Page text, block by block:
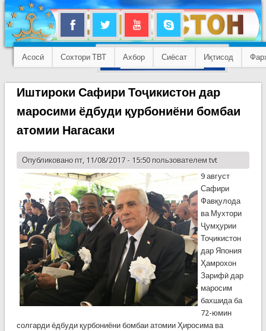
Асосӣ Сохтори ТВТ Ахбор Сиёсат Иқтисод
Иштироки Сафири Тоҷикистон дар
маросими ёдбуди қурбониёни бомбаи
атомии Нагасаки
Опубликовано пт, 11/08/2017 - 15:50 пользователем tvt
9 август
Сафири
Фавқулода
ва Мухтори
Ҷумҳурии
Тоҷикистон
дар Япония
Ҳамрохон
Зарифӣ дар
маросим
бахшида ба
72-юмин
солгарди ёдбуди қурбониёни бомбаи атомии Ҳиросима ва